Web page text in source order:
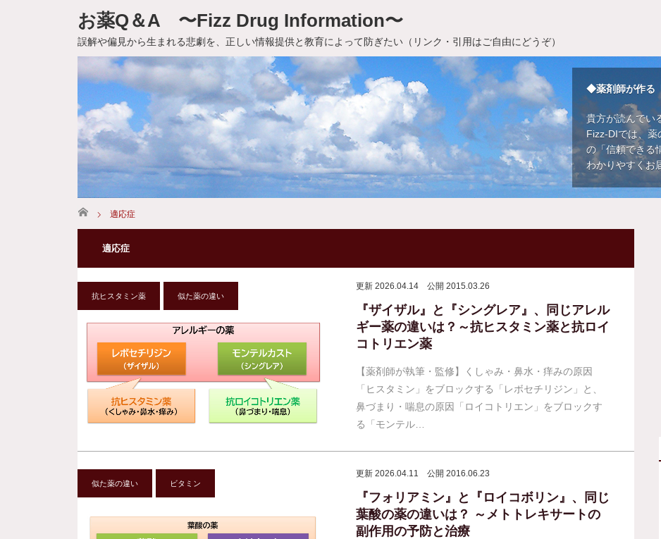
お薬Q＆A 〜Fizz Drug Information〜
誤解や偏見から生まれる悲劇を、正しい情報提供と教育によって防ぎたい（リンク・引用はご自由にどうぞ）
◆薬剤師が作る
貴方が読んでい
Fizz-DIでは、薬
の「信頼できる
わかりやすくお
ホーム 適応症
適応症
抗ヒスタミン薬 似た薬の違い
更新 2026.04.14 公開 2015.03.26
『ザイザル』と『シングレア』、同じアレル
ギー薬の違いは？～抗ヒスタミン薬と抗ロイ
コトリエン薬
【薬剤師が執筆・監修】くしゃみ・鼻水・痒みの原因
「ヒスタミン」をブロックする「レボセチリジン」と、
鼻づまり・喘息の原因「ロイコトリエン」をブロックす
る「モンテル…
似た薬の違い ビタミン
更新 2026.04.11 公開 2016.06.23
『フォリアミン』と『ロイコボリン』、同じ
葉酸の薬の違いは？ ～メトトレキサートの
副作用の予防と治療